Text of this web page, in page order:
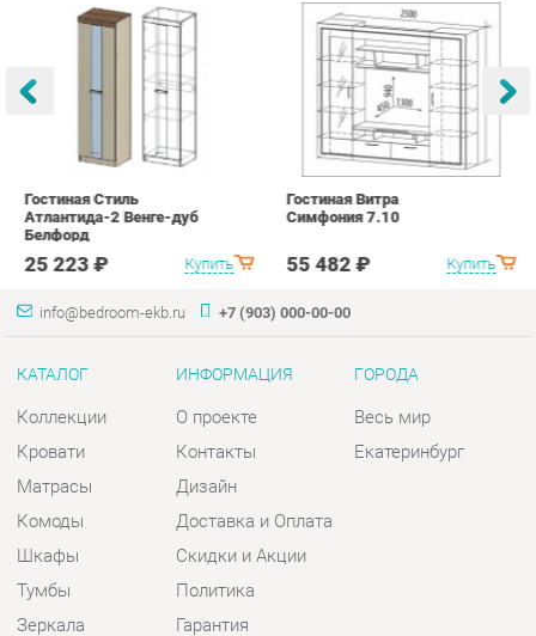
Атлантида-2 Венге-дуб
Белфорд
25 223 ₽ Купить
Гостиная Витра
Симфония 7.10
55 482 ₽
info@bedroom-ekb.ru +7 (903) 000-00-00
КАТАЛОГ
Коллекции
Матрасы
Шкафы
Тумбы
Зеркала
Столы
Мягкая мебель
Комплектующие
ИНФОРМАЦИЯ
О проекте
Дизайн
Скидки и Акции
Политика
Гарантия
Помощь
ГОРОДА
Весь мир